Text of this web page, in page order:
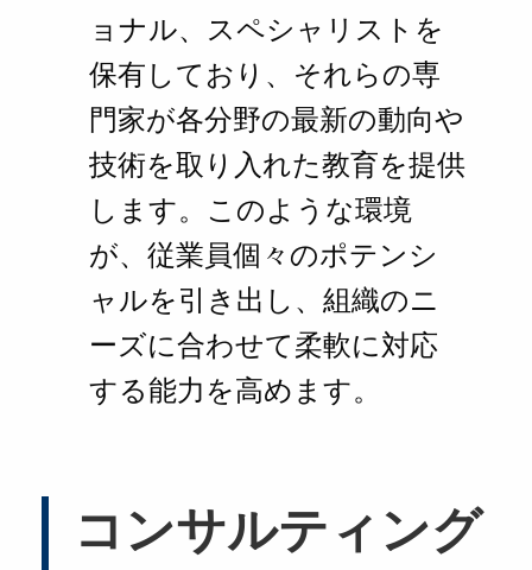
ョナル、スペシャリストを
保有しており、それらの専
門家が各分野の最新の動向や
技術を取り入れた教育を提供
します。このような環境
が、従業員個々のポテンシ
ャルを引き出し、組織のニ
ーズに合わせて柔軟に対応
する能力を高めます。
コンサルティング